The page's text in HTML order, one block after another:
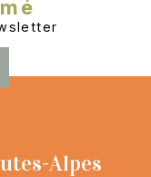
adresse
Alpes